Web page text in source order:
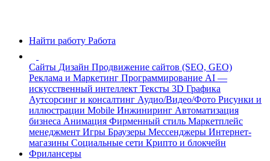
Найти работу Работа
Сайты Дизайн Продвижение сайтов (SEO, GEO)
Реклама и Маркетинг Программирование AI —
искусственный интеллект Тексты 3D Графика
Аутсорсинг и консалтинг Аудио/Видео/Фото Рисунки и
иллюстрации Mobile Инжиниринг Автоматизация
бизнеса Анимация Фирменный стиль Маркетплейс
менеджмент Игры Браузеры Мессенджеры Интернет-
магазины Социальные сети Крипто и блокчейн
Фрилансеры